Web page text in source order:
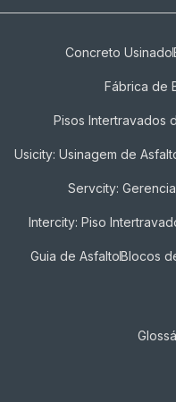
Concreto Usinado
Fábrica de
Pisos Intertravados
Usicity: Usinagem de
Servcity:
Intercity: Piso
Guia de AsfaltoBlocos